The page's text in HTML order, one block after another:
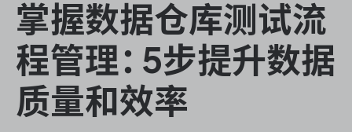
ONES Assistant
掌握数据仓库测试流
程管理：5步提升数据
质量和效率